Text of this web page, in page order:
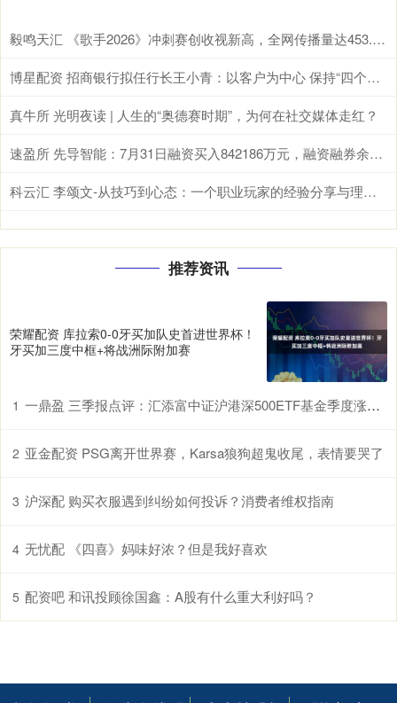
毅鸣天汇 《歌手2026》冲刺赛创收视新高，全网传播量达453.9亿次
博星配资 招商银行拟任行长王小青：以客户为中心 保持“四个定力”
真牛所 光明夜读 | 人生的“奥德赛时期”，为何在社交媒体走红？
速盈所 先导智能：7月31日融资买入842186万元，融资融券余额1208亿元
科云汇 李颂文-从技巧到心态：一个职业玩家的经验分享与理性建议_策略_局势_胜率
推荐资讯
荣耀配资 库拉索0-0牙买加队史首进世界杯！
牙买加三度中框+将战洲际附加赛
1 一鼎盈 三季报点评：汇添富中证沪港深500ETF基金季度涨幅17.99%
2 亚金配资 PSG离开世界赛，Karsa狼狗超鬼收尾，表情要哭了
3 沪深配 购买衣服遇到纠纷如何投诉？消费者维权指南
4 无忧配 《四喜》妈味好浓？但是我好喜欢
5 配资吧 和讯投顾徐国鑫：A股有什么重大利好吗？